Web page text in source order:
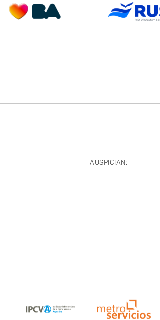
AUSPICIAN: